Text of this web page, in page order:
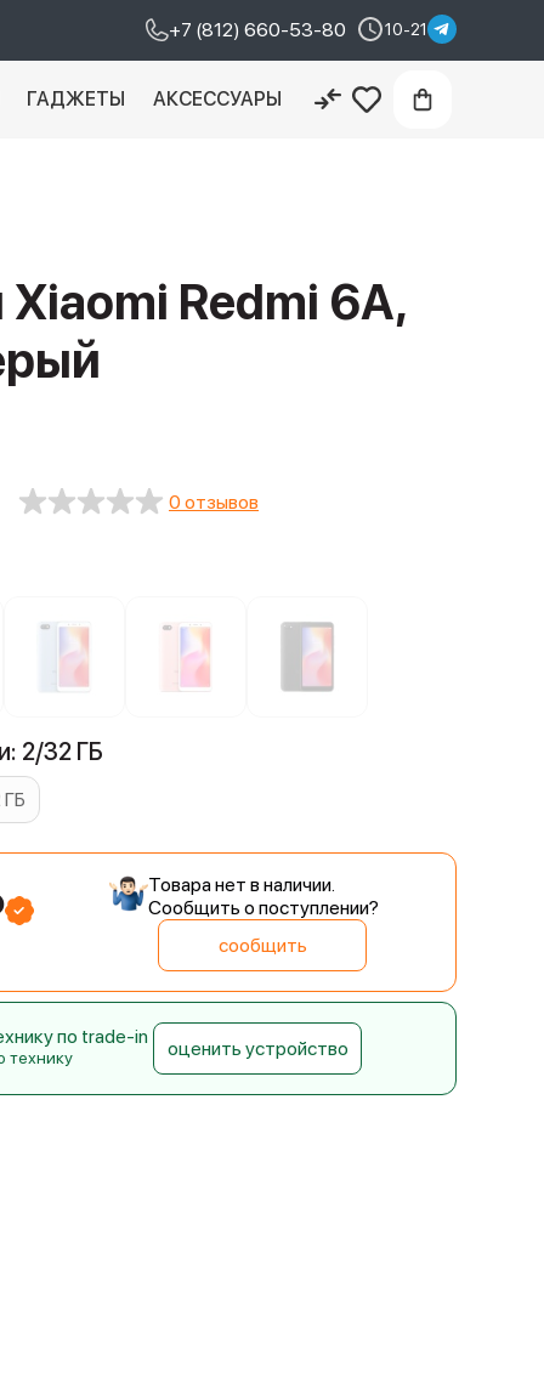
+7 (812) 660-53-80 10-21
ГАДЖЕТЫ АКСЕССУАРЫ
Redmi 6A,
0 отзывов
2/32 ГБ
Товара нет в наличии.
Сообщить о поступлении?
сообщить
по trade-in
технику оценить устройство